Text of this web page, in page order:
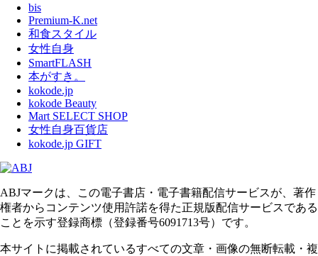
bis
Premium-K.net
和食スタイル
女性自身
SmartFLASH
本がすき。
kokode.jp
kokode Beauty
Mart SELECT SHOP
女性自身百貨店
kokode.jp GIFT
ABJマークは、この電子書店・電子書籍配信サービスが、著作
権者からコンテンツ使用許諾を得た正規版配信サービスである
ことを示す登録商標（登録番号6091713号）です。
本サイトに掲載されているすべての文章・画像の無断転載・複